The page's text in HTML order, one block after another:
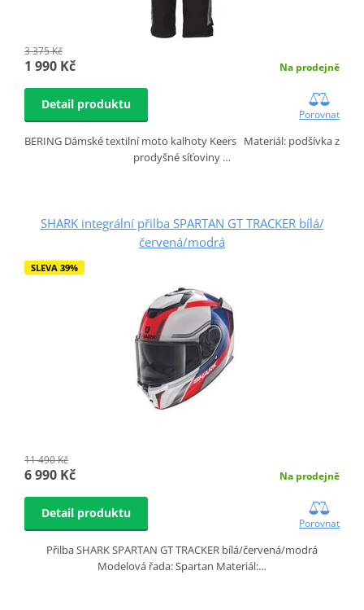
3 375 Kč
1 990 Kč Na prodejně
Detail produktu
Porovnat
BERING Dámské textilní moto kalhoty Keers Materiál: podšívka z
prodyšné síťoviny …
SHARK integrální přilba SPARTAN GT TRACKER bílá/
červená/modrá
SLEVA 39%
11 490 Kč
6 990 Kč Na prodejně
Detail produktu
Porovnat
Přilba SHARK SPARTAN GT TRACKER bílá/červená/modrá
Modelová řada: Spartan Materiál:…